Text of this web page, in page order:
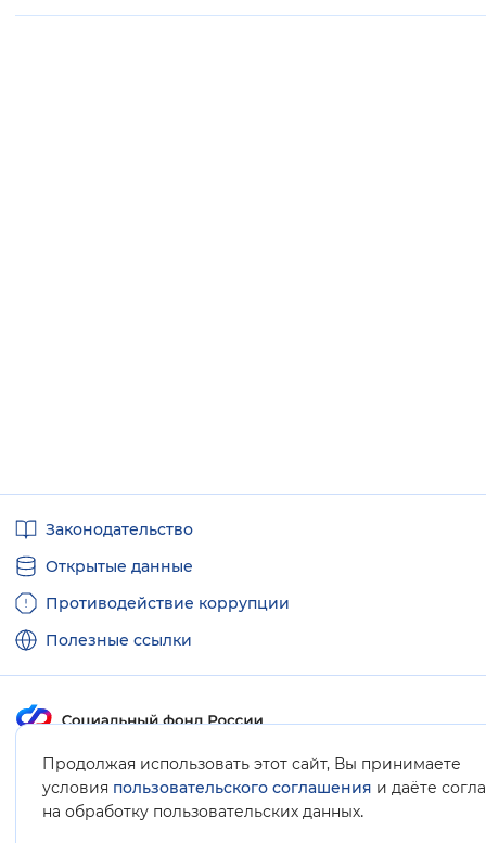
Продолжая использовать этот сайт, Вы принимаете
условия пользовательского соглашения и даёте
на обработку пользовательских данных.
ссылкиЗаконодательство
Открытые данные
Противодействие коррупции
Полезные ссылки
Карта сайта